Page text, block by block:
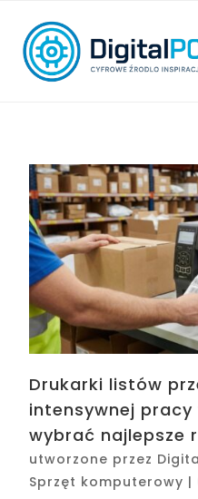
Drukarki listów
intensywnej
wybrać najlepsze
utworzone przez
Sprzęt komputerowy |